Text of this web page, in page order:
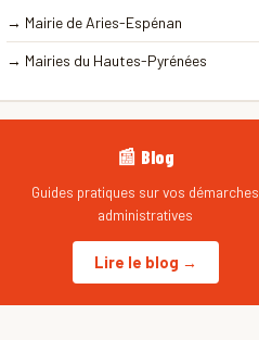
→ Mairie de Aries-Espénan
→ Mairies du Hautes-Pyrénées
📰 Blog
Guides pratiques sur vos démarches
administratives
Lire le blog →